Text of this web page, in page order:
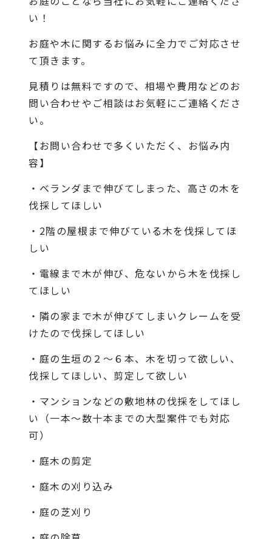
い！
お庭や木に関するお悩みに全力でご対応させ
て頂きます。
見積りは無料ですので、相場や費用などのお
問い合わせやご相談はお気軽にご連絡くださ
い。
【お問い合わせで多くいただく、お悩み内
容】
・ベランダまで伸びてしまった、高さの木を
伐採してほしい
・2階の屋根まで伸びている木を伐採してほ
しい
・電線まで木が伸び、危ないから木を伐採し
てほしい
・隣の家まで木が伸びてしまいクレームを受
けたので伐採してほしい
・庭の生垣の２〜６本、木を切って欲しい、
伐採してほしい、剪定して欲しい
・マンションなどの敷地林の伐採をしてほし
い（一本〜数十本までの大型案件でも対応
可）
・庭木の剪定
・庭木の刈り込み
・庭の芝刈り